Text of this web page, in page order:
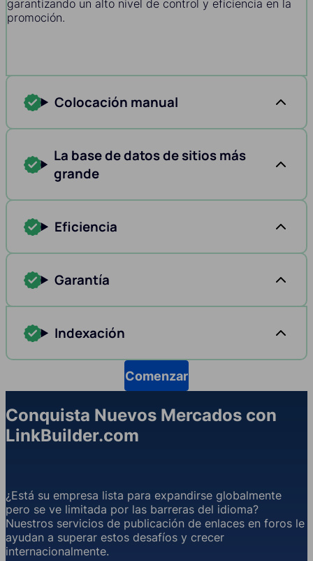
garantizando un alto nivel de control y eficiencia en la
promoción.
Colocación manual
La base de datos de sitios más
grande
Eficiencia
Garantía
Indexación
Comenzar
Conquista Nuevos Mercados con
LinkBuilder.com
¿Está su empresa lista para expandirse globalmente
pero se ve limitada por las barreras del idioma?
Nuestros servicios de publicación de enlaces en foros le
ayudan a superar estos desafíos y crecer
internacionalmente.